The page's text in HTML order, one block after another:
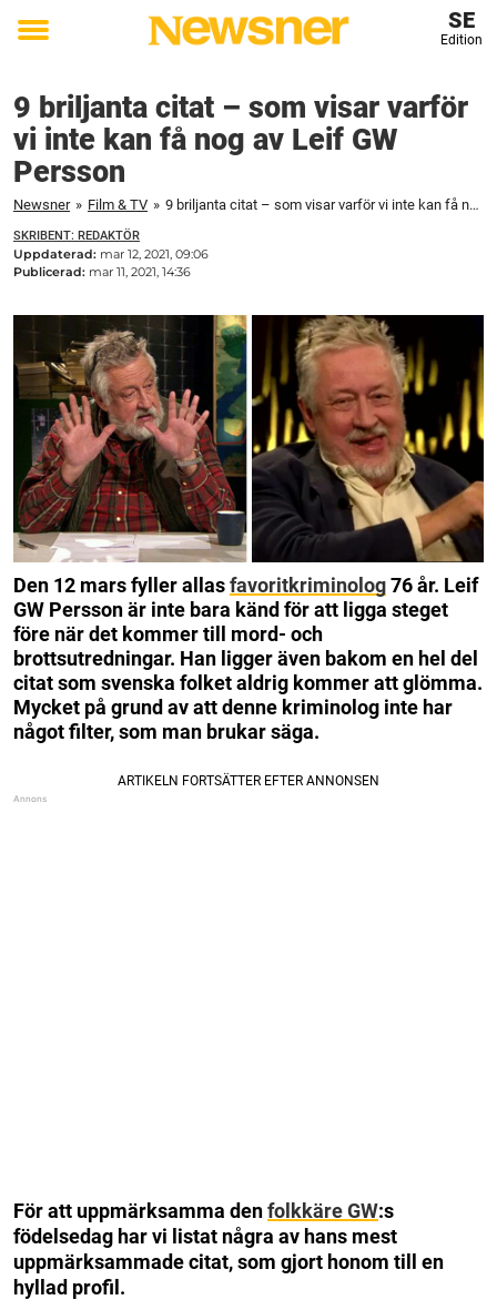
Toggle
SE
Edition
9 briljanta citat – som visar varför
vi inte kan få nog av Leif GW
Persson
Newsner » Film & TV » 9 briljanta citat – som visar varför vi inte kan få nog av Leif GW Persson
SKRIBENT: REDAKTÖR
Uppdaterad: mar 12, 2021, 09:06
Publicerad: mar 11, 2021, 14:36
Den 12 mars fyller allasfavoritkriminolog76 år. Leif
GW Persson är inte bara känd för att ligga steget
före när det kommer till mord- och
brottsutredningar. Han ligger även bakom en hel del
citat som svenska folket aldrig kommer att glömma.
Mycket på grund av att denne kriminolog inte har
något filter, som man brukar säga.
För att uppmärksamma denfolkkäre GW:s
födelsedag har vi listat några av hans mest
uppmärksammade citat, som gjort honom till en
hyllad profil.